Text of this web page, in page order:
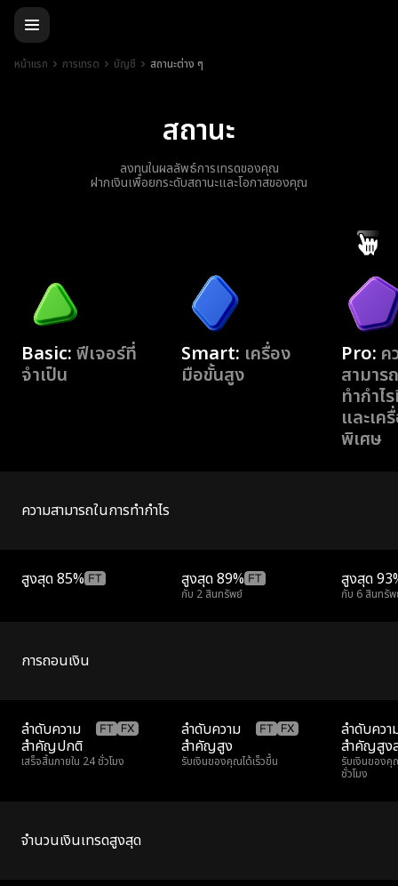
หน้าแรก การเทรด บัญชี สถานะต่าง ๆ
สถานะ
ลงทุนในผลลัพธ์การเทรดของคุณ
ฝากเงินเพื่อยกระดับสถานะและโอกาสของคุณ
Basic: ฟีเจอร์ที่
จำเป็น
Smart: เครื่อง
มือขั้นสูง
Pro: ค
สามาร
ทำกำไ
และเค
พิเศษ
ความสามารถในการทำกำไร
สูงสุด85% สูงสุด89%
กับ 2 สินทรัพย์
สูงสุด
กับ 6 สินทรั
การถอนเงิน
ลำดับความ
สำคัญปกติ
เสร็จสิ้นภายใน 24 ชั่วโมง
ลำดับความ
สำคัญสูง
รับเงินของคุณได้เร็วขึ้น
ลำดับควา
สำคัญสูง
รับเงินของคุ
ชั่วโมง
จำนวนเงินเทรดสูงสุด